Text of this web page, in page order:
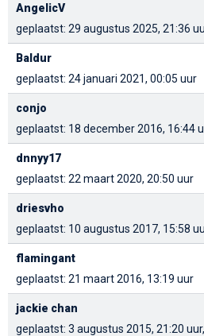
AngelicV
geplaatst: 29 augustus 2025, 21:36
Baldur
geplaatst: 24 januari 2021, 00:05 uur
conjo
geplaatst: 18 december 2016, 16:44
dnnyy17
geplaatst: 22 maart 2020, 20:50 uur
driesvho
geplaatst: 10 augustus 2017, 15:58
flamingant
geplaatst: 21 maart 2016, 13:19 uur
jackie chan
geplaatst: 3 augustus 2015, 21:20